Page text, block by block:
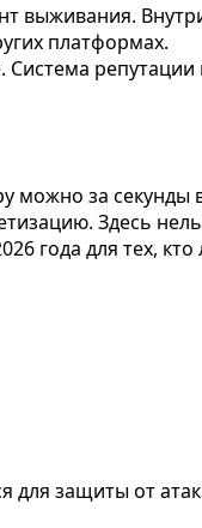
выживания.
платформах.
можно за
Здесь
года для тех,
для защиты от